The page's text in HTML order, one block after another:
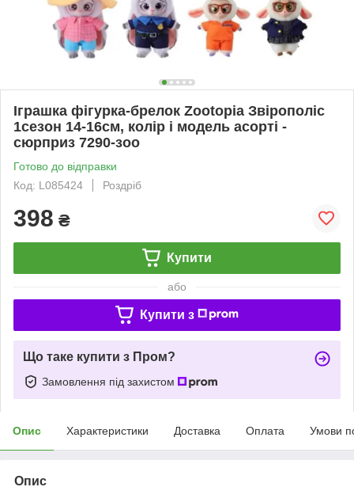
Іграшка фігурка-брелок Zootopia Звірополіс
1сезон 14-16см, колір і модель асорті -
сюрприз 7290-зоо
Готово до відправки
Код: L085424
Роздріб
398 ₴
Купити
або
Купити з
Що таке купити з Пром?
Замовлення під захистом
Опис Характеристики Доставка Оплата Умови
Опис